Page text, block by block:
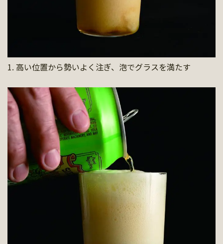
1. 高い位置から勢いよく注ぎ、泡でグラスを満たす